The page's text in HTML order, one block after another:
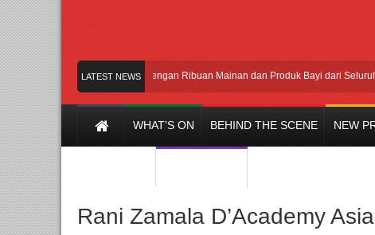
LATEST NEWS
Meramaikan Jakarta dengan Ribuan Mainan dan Produk Bayi dari Seluruh
WHAT’S ON BEHIND THE SCENE NEW
Rani Zamala D’Academy